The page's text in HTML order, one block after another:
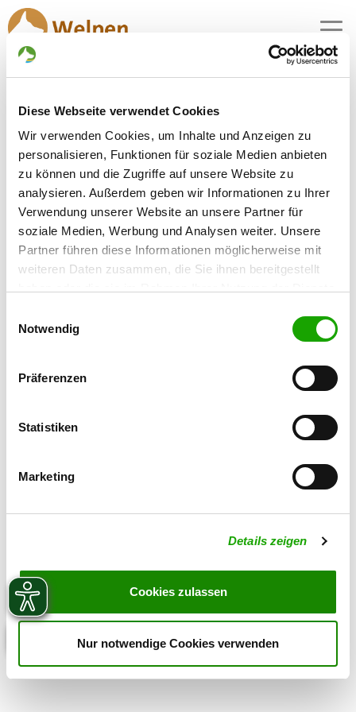
Diese Webseite verwendet Cookies
Wir verwenden Cookies, um Inhalte und Anzeigen zu
personalisieren, Funktionen für soziale Medien anbieten
zu können und die Zugriffe auf unsere Website zu
analysieren. Außerdem geben wir Informationen zu Ihrer
Verwendung unserer Website an unsere Partner für
soziale Medien, Werbung und Analysen weiter. Unsere
Partner führen diese Informationen möglicherweise mit
weiteren Daten zusammen, die Sie ihnen bereitgestellt
Cookies, wenn Sie unsere Webseite weiterhin nutzen.
Notwendig
Präferenzen
Statistiken
Marketing
Details zeigen
Cookies zulassen
Nur notwendige Cookies verwenden
MENU
Puppies for sale in